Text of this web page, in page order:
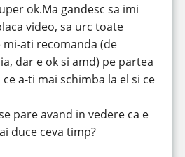
ok.Ma gandesc sa imi
video, sa urc toate
mi-ati recomanda (de
dar e ok si amd) pe partea
a-ti mai schimba la el si ce
pare avand in vedere ca e
duce ceva timp?